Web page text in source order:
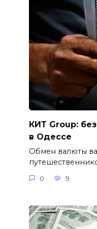
КИТ Group:
в Одессе
Обмен валюты
0 9